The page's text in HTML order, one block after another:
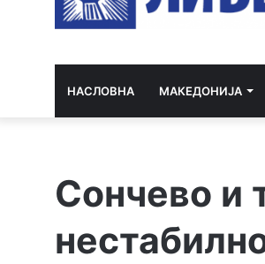
НАСЛОВНА МАКЕДОНИЈА
Сончево и